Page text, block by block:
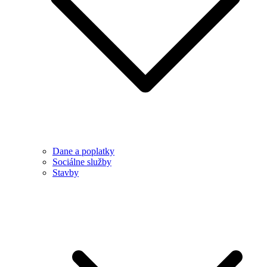
Dane a poplatky
Sociálne služby
Stavby